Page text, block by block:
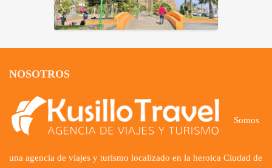
NOSOTROS
Somos
una agencia de viajes y turismo localizado en la heroica Ciudad de